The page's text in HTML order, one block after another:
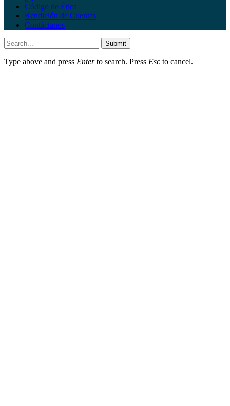
Código de Ética
Rendición de Cuentas
Contáctanos
Submit
Type above and press Enterto search. Press Esc to cancel.